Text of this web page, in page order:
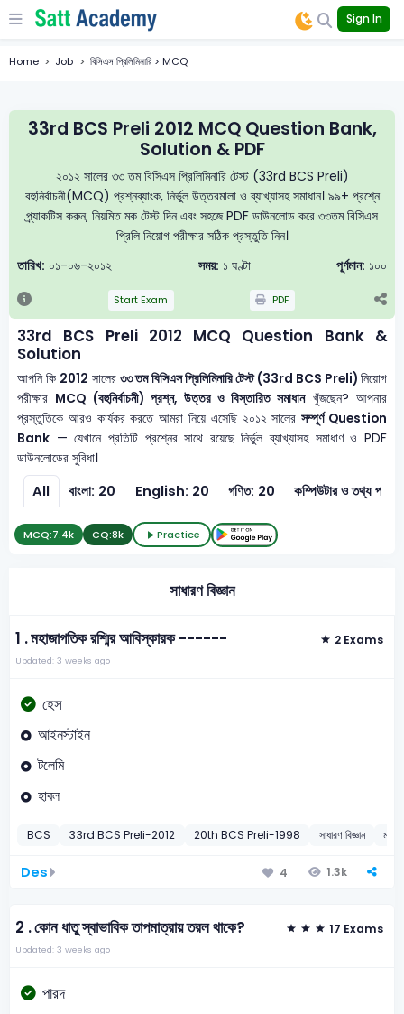
Sign In
Home Job বিসিএস প্রিলিমিনারি > MCQ
33rd BCS Preli 2012 MCQ Question Bank,
Solution & PDF
২০১২ সালের ৩৩ তম বিসিএস প্রিলিমিনারি টেস্ট (33rd BCS Preli)
বহুনির্বাচনী(MCQ) প্রশ্নব্যাংক, নির্ভুল উত্তরমালা ও ব্যাখ্যাসহ সমাধান। ৯৯+ প্রশ্নে
প্র্যাকটিস করুন, নিয়মিত মক টেস্ট দিন এবং সহজে PDF ডাউনলোড করে ৩৩তম বিসিএস
প্রিলি নিয়োগ পরীক্ষার সঠিক প্রস্তুতি নিন।
তারিখ: ০১-০৬-২০১২ সময়: ১ ঘণ্টা পূর্ণমান: ১০০
Start Exam PDF
33rd BCS Preli 2012 MCQ Question Bank &
Solution
আপনি কি 2012 সালের৩৩ তম বিসিএস প্রিলিমিনারি টেস্ট (33rd BCS Preli) নিয়োগ
পরীক্ষার MCQ (বহুনির্বাচনী) প্রশ্ন, উত্তর ও বিস্তারিত সমাধানখুঁজছেন? আপনার
প্রস্তুতিকে আরও কার্যকর করতে আমরা নিয়ে এসেছি ২০১২ সালেরসম্পূর্ণ Question
Bank — যেখানে প্রতিটি প্রশ্নের সাথে রয়েছে নির্ভুল ব্যাখ্যাসহ সমাধাণ ও PDF
ডাউনলোডের সুবিধা।
All বাংলা: 20 English: 20 গণিত: 20 কম্পিউটার
MCQ:7.4k CQ:8k Practice
সাধারণ বিজ্ঞান
1 .মহাজাগতিক রশ্মির আবিস্কারক ------ 2 Exams
Updated: 3 weeks ago
হেস
আইনস্টাইন
টলেমি
হাবল
BCS 33rd BCS Preli-2012 20th BCS Preli-1998 সাধারণ বিজ্ঞান
Des 4 1.3k
2 .কোন ধাতু স্বাভাবিক তাপমাত্রায় তরল থাকে? 17 Exams
Updated: 3 weeks ago
পারদ